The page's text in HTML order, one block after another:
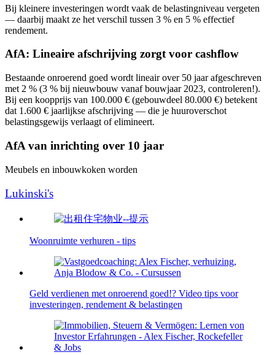
Bij kleinere investeringen wordt vaak de belastingniveau vergeten
— daarbij maakt ze het verschil tussen 3 % en 5 % effectief
rendement.
AfA: Lineaire afschrijving zorgt voor cashflow
Bestaande onroerend goed wordt lineair over 50 jaar afgeschreven
met 2 % (3 % bij nieuwbouw vanaf bouwjaar 2023, controleren!).
Bij een koopprijs van 100.000 € (gebouwdeel 80.000 €) betekent
dat 1.600 € jaarlijkse afschrijving — die je huuroverschot
belastingsgewijs verlaagt of elimineert.
AfA van inrichting over 10 jaar
Meubels en inbouwkoken worden
Lukinski's
Woonruimte verhuren - tips
Geld verdienen met onroerend goed!? Video tips voor
investeringen, rendement & belastingen